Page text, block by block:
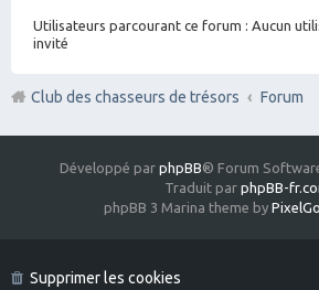
Utilisateurs parcourant ce forum : Aucun
invité
Club des chasseurs de trésors Forum
Développé par phpBB® Forum
Traduit par phpBB-
phpBB 3 Marina theme by
Supprimer les cookies